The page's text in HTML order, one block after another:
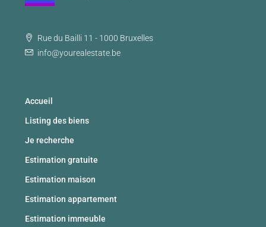
Rue du Bailli 11 - 1000 Bruxelles
info@yourealestate.be
Accueil
Listing des biens
Je recherche
Estimation gratuite
Estimation maison
Estimation appartement
Estimation immeuble